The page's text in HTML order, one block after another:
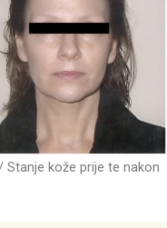
kože prije te nakon